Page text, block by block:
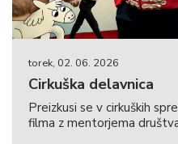
torek, 02. 06. 2026
Cirkuška delavnica
Preizkusi se v cirkuških
filma z mentorjema